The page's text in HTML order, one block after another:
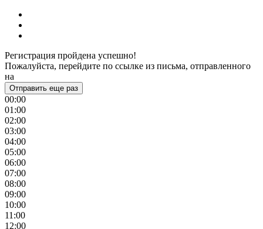
Регистрация пройдена успешно!
Пожалуйста, перейдите по ссылке из письма, отправленного
на
Отправить еще раз
00:00
01:00
02:00
03:00
04:00
05:00
06:00
07:00
08:00
09:00
10:00
11:00
12:00